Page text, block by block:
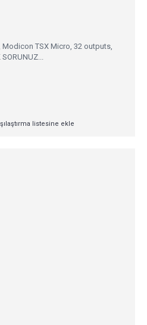
TSX Micro, 32 outputs,
listesine ekle